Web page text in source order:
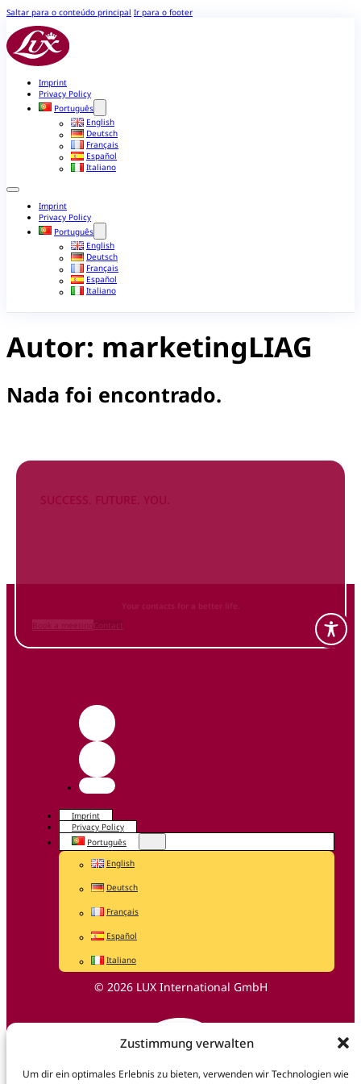
Zustimmung verwalten
Um dir ein optimales Erlebnis zu bieten, verwenden wir Technologien wie
Saltar para o conteúdo principal Ir para o footer
Imprint
Privacy Policy
Português
English
Deutsch
Français
Español
Italiano
Imprint
Privacy Policy
Português
English
Deutsch
Français
Español
Italiano
Autor: marketingLIAG
Nada foi encontrado.
SUCCESS. FUTURE. YOU.
Your contacts for a better life.
Imprint
Privacy Policy
Português
English
Deutsch
Français
Español
Italiano
© 2026 LUX International GmbH